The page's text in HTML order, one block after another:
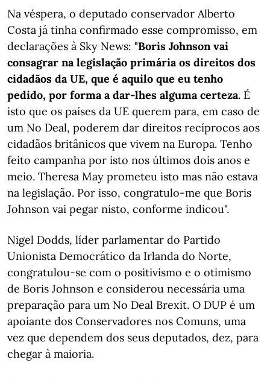
Na véspera, o deputado conservador Alberto
Costa já tinha confirmado esse compromisso, em
declarações à Sky News: "Boris Johnson vai
consagrar na legislação primária os direitos dos
cidadãos da UE, que é aquilo que eu tenho
pedido, por forma a dar-lhes alguma certeza. É
isto que os países da UE querem para, em caso de
um No Deal, poderem dar direitos recíprocos aos
cidadãos britânicos que vivem na Europa. Tenho
feito campanha por isto nos últimos dois anos e
meio. Theresa May prometeu isto mas não estava
na legislação. Por isso, congratulo-me que Boris
Johnson vai pegar nisto, conforme indicou".
Nigel Dodds, líder parlamentar do Partido
Unionista Democrático da Irlanda do Norte,
congratulou-se com o positivismo e o otimismo
de Boris Johnson e considerou necessária uma
preparação para um No Deal Brexit. O DUP é um
apoiante dos Conservadores nos Comuns, uma
vez que dependem dos seus deputados, dez, para
chegar à maioria.